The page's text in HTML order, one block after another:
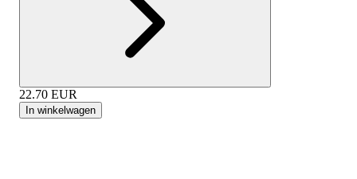
22.70 EUR
In winkelwagen